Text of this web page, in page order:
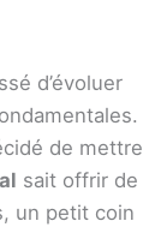
d’évoluer
de mettre
sait offrir de
un petit coin